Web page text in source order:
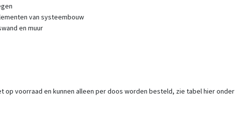
van systeembouw
en muur
op voorraad en kunnen alleen per doos worden besteld, zie tabel hier onder